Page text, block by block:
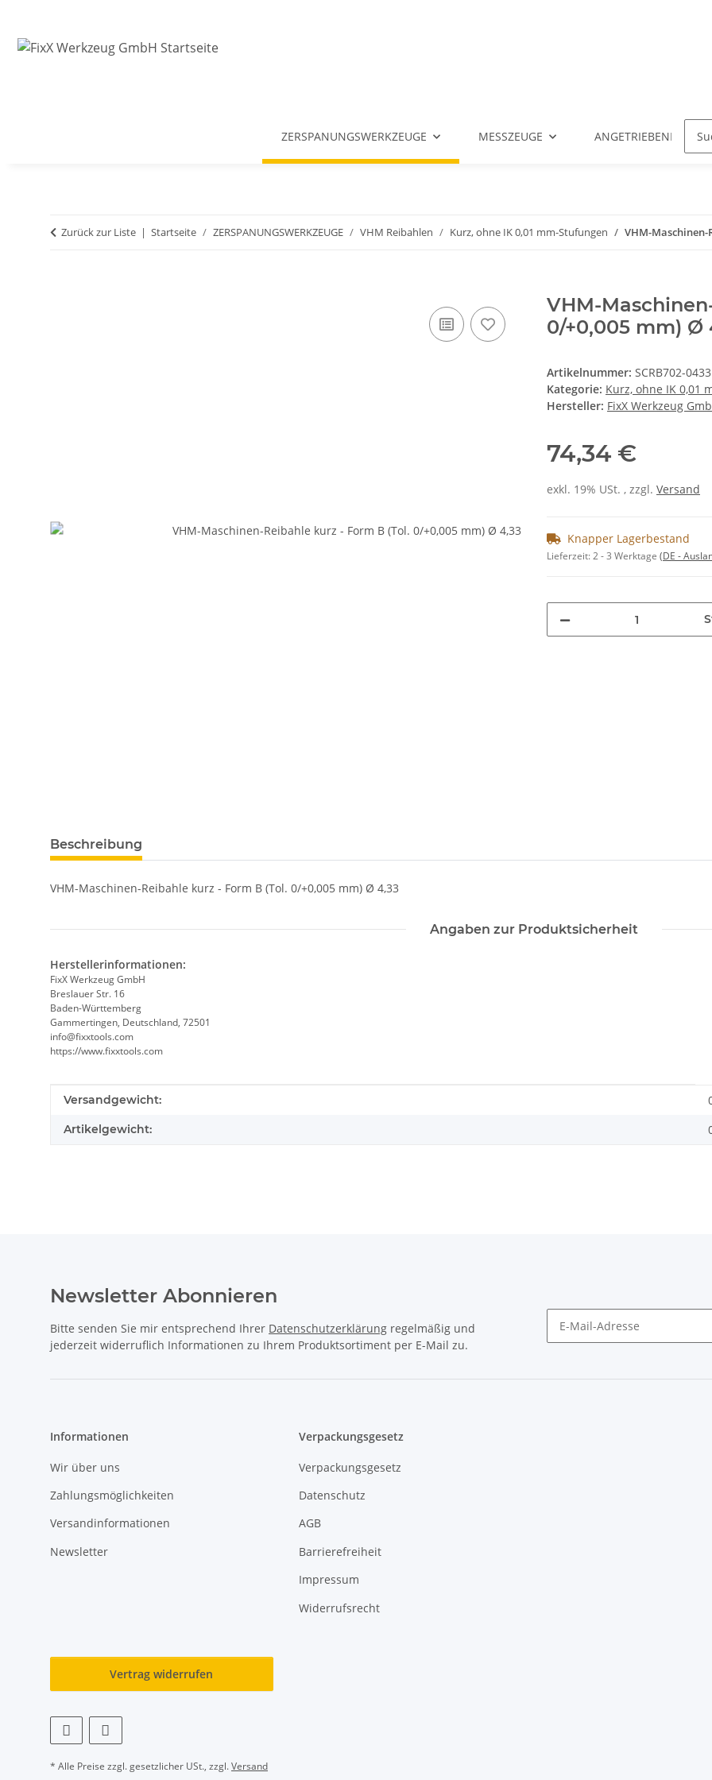
ZERSPANUNGSWERKZEUGE MESSZEUGE ANGETRIEBENE
Zurück zur Liste Startseite ZERSPANUNGSWERKZEUGE VHM Reibahlen Kurz, ohne IK 0,01 mm-Stufungen VHM-Maschinen-
VHM-
0/+0,005 mm) Ø
Artikelnummer: SCRB702-0433
Kategorie: Kurz, ohne IK 0,01
Hersteller: FixX Werkzeug
74,34 €
exkl. 19% USt. , zzgl. Versand
Knapper Lagerbestand
Lieferzeit:2 - 3 Werktage (DE -
weitere Registerkarten anzeigen
Beschreibung
VHM-Maschinen-Reibahle kurz - Form B (Tol. 0/+0,005 mm) Ø 4,33
Angaben zur Produktsicherheit
Herstellerinformationen:
FixX Werkzeug GmbH
Breslauer Str. 16
Baden-Württemberg
Gammertingen, Deutschland, 72501
info@fixxtools.com
https://www.fixxtools.com
Produkteigenschaft
Wert
Versandgewicht:
Artikelgewicht:
Newsletter Abonnieren
Bitte senden Sie mir entsprechend Ihrer Datenschutzerklärung regelmäßig und
jederzeit widerruflich Informationen zu Ihrem Produktsortiment per E-Mail zu.
Informationen
Wir über uns
Zahlungsmöglichkeiten
Versandinformationen
Newsletter
Verpackungsgesetz
Verpackungsgesetz
Datenschutz
AGB
Barrierefreiheit
Impressum
Widerrufsrecht
Vertrag widerrufen
* Alle Preise zzgl. gesetzlicher USt., zzgl.Versand